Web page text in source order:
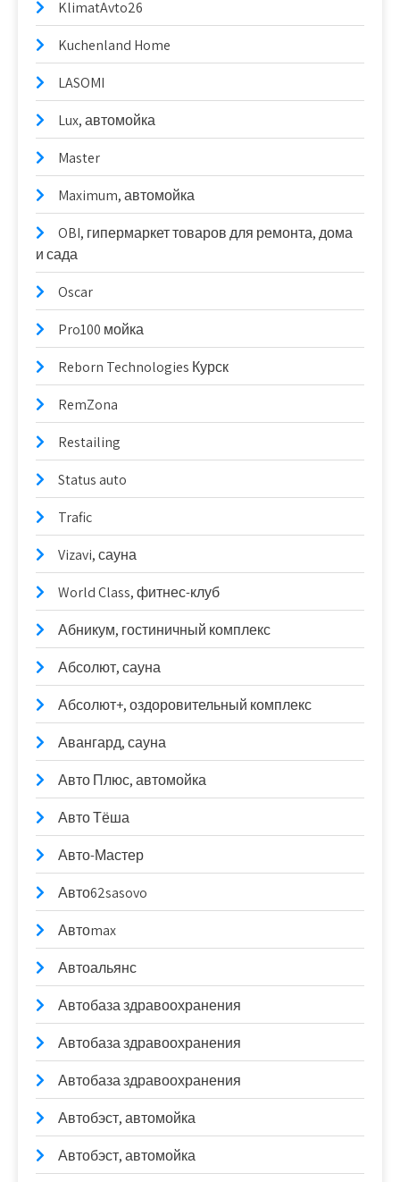
KlimatAvto26
Kuchenland Home
LASOMI
Lux, автомойка
Master
Maximum, автомойка
OBI, гипермаркет товаров для ремонта, дома
и сада
Oscar
Pro100 мойка
Reborn Technologies Курск
RemZona
Restailing
Status auto
Trafic
Vizavi, сауна
World Class, фитнес-клуб
Абникум, гостиничный комплекс
Абсолют, сауна
Абсолют+, оздоровительный комплекс
Авангард, сауна
Авто Плюс, автомойка
Авто Тёша
Авто-Мастер
Авто62sasovo
Автоmax
Автоальянс
Автобаза здравоохранения
Автобаза здравоохранения
Автобаза здравоохранения
Автобэст, автомойка
Автобэст, автомойка